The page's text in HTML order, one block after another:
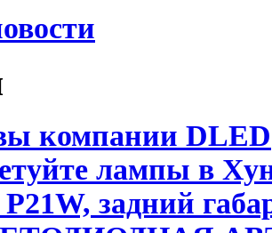
компании DLED
лампы в
задний